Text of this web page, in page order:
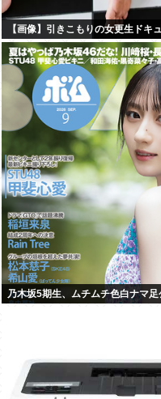
【画像】引きこもりの女更生ドキ
乃木坂5期生、ムチムチ色白ナマ